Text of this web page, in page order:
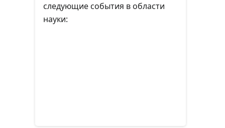
следующие события в области
науки: